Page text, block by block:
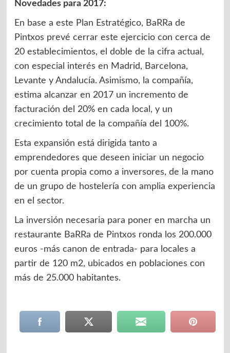
Novedades para 2017:
En base a este Plan Estratégico, BaRRa de
Pintxos prevé cerrar este ejercicio con cerca de
20 establecimientos, el doble de la cifra actual,
con especial interés en Madrid, Barcelona,
Levante y Andalucía. Asimismo, la compañía,
estima alcanzar en 2017 un incremento de
facturación del 20% en cada local, y un
crecimiento total de la compañía del 100%.
Esta expansión está dirigida tanto a
emprendedores que deseen iniciar un negocio
por cuenta propia como a inversores, de la mano
de un grupo de hostelería con amplia experiencia
en el sector.
La inversión necesaria para poner en marcha un
restaurante BaRRa de Pintxos ronda los 200.000
euros -más canon de entrada- para locales a
partir de 120 m2, ubicados en poblaciones con
más de 25.000 habitantes.